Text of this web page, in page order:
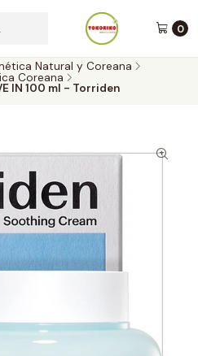
0
Chile por Blue Express
Natural y Coreana
Coreana
IN 100 ml - Torriden